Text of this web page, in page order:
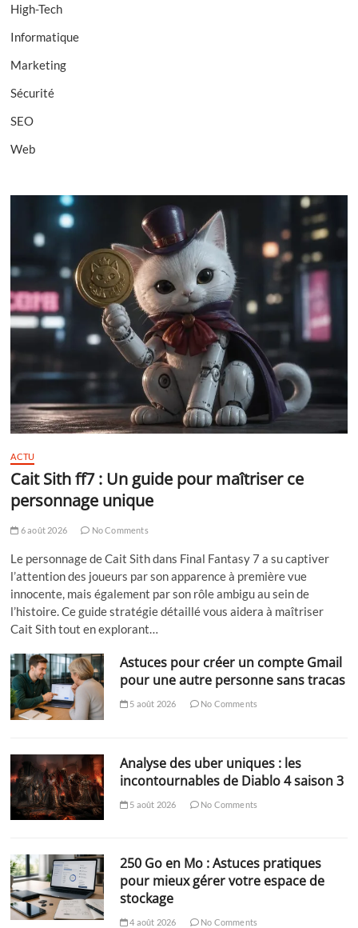
High-Tech
Informatique
Marketing
Sécurité
SEO
Web
ACTU
Cait Sith ff7 : Un guide pour maîtriser ce
personnage unique
6 août 2026 No Comments
Le personnage de Cait Sith dans Final Fantasy 7 a su captiver
l’attention des joueurs par son apparence à première vue
innocente, mais également par son rôle ambigu au sein de
l’histoire. Ce guide stratégie détaillé vous aidera à maîtriser
Cait Sith tout en explorant…
Astuces pour créer un compte Gmail
pour une autre personne sans tracas
5 août 2026 No Comments
Analyse des uber uniques : les
incontournables de Diablo 4 saison 3
5 août 2026 No Comments
250 Go en Mo : Astuces pratiques
pour mieux gérer votre espace de
stockage
4 août 2026 No Comments